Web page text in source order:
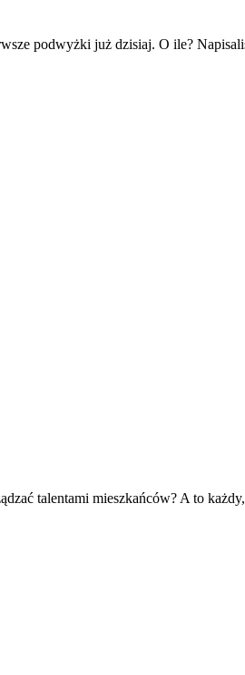
podwyżki już dzisiaj. O ile?
talentami mieszkańców? A to